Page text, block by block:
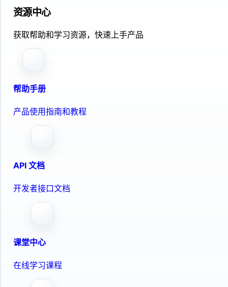
资源中心
获取帮助和学习资源，快速上手产品
帮助手册
产品使用指南和教程
API 文档
开发者接口文档
课堂中心
在线学习课程